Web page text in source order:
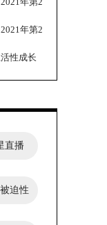
年第2
性成长
直播
迫性